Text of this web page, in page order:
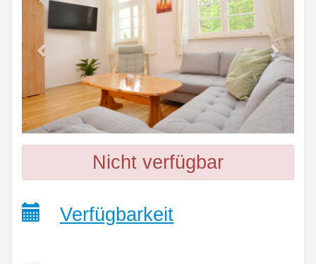
Nicht verfügbar
Verfügbarkeit